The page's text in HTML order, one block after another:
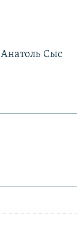
Анатоль Сыс